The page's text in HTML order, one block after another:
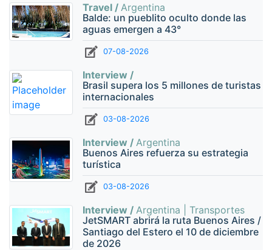
Travel / Argentina
Balde: un pueblito oculto donde las
aguas emergen a 43°
07-08-2026
Interview /
Brasil supera los 5 millones de turistas
internacionales
03-08-2026
Interview / Argentina
Buenos Aires refuerza su estrategia
turística
03-08-2026
Interview / Argentina | Transportes
JetSMART abrirá la ruta Buenos Aires /
Santiago del Estero el 10 de diciembre
de 2026